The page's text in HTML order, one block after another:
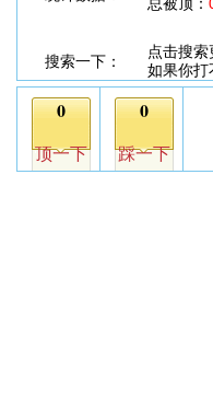
搜索一下：
点击搜
如果你打